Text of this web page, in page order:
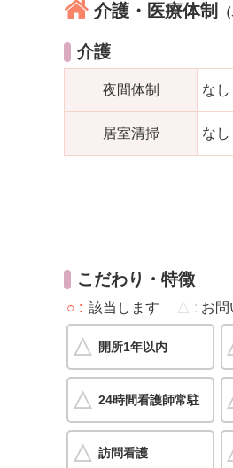
介護・医療体制
介護
夜間体制 なし
居室清掃 なし
こだわり・特徴
○ 該当します △ お問
開所1年以内
24時間看護師常駐
訪問看護